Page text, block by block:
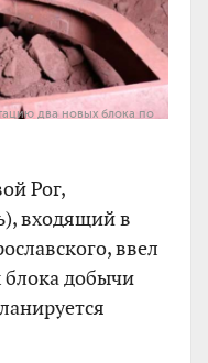
два новых блока по
Рог,
входящий в
ввел
блока добычи